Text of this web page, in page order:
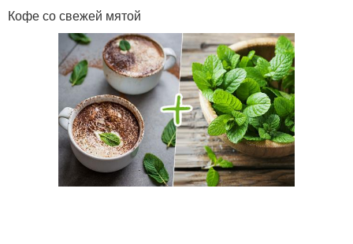
Кофе со свежей мятой